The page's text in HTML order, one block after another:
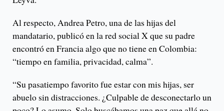
Al respecto, Andrea Petro, una de las hijas del
mandatario, publicó en la red social X que su padre
encontró en Francia algo que no tiene en Colombia:
“tiempo en familia, privacidad, calma”.
“Su pasatiempo favorito fue estar con mis hijas, ser
abuelo sin distracciones. ¿Culpable de desconectarlo un